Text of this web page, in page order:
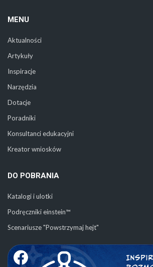
MENU
Aktualności
Artykuły
Inspiracje
Narzędzia
Dotacje
Poradniki
Konsultanci edukacyjni
Kreator wniosków
DO POBRANIA
Katalogi i ulotki
Podręczniki einstein™
Scenariusze "Powstrzymaj hejt"